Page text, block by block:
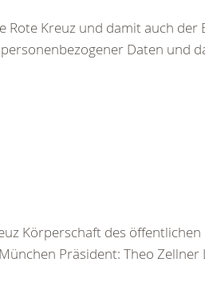
Rote Kreuz und damit auch
Daten und
Körperschaft des
Präsident: Theo